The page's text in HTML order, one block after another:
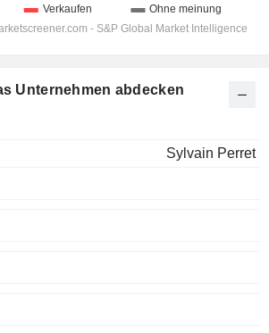
Unternehmen abdecken
Sylvain Perret